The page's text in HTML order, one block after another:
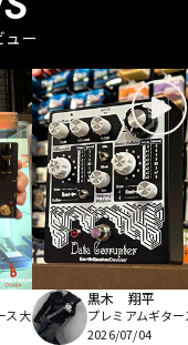
ュー
ス大
黒木 翔平
プレミアムギター
2026/07/04